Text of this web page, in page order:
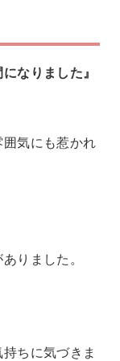
なりました』
気にも惹かれ
りました。
ちに気づきま